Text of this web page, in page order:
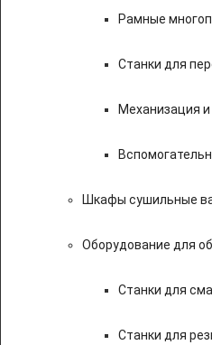
Рамные
Станки для
Механизация
Шкафы сушильные
Оборудование для
Станки для
Станки для